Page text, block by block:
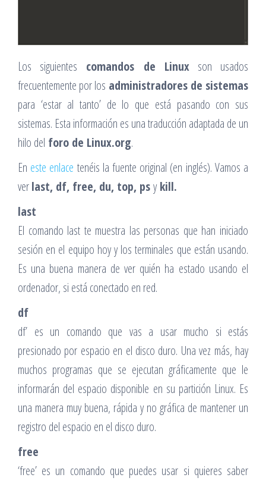
Los siguientes comandos de Linuxson usados
frecuentemente por los administradores de sistemas
para ‘estar al tanto’ de lo que está pasando con sus
sistemas. Esta información es una traducción adaptada de un
hilo del foro de Linux.org.
En este enlace tenéis la fuente original (en inglés). Vamos a
verlast, df, free, du, top, psykill.
last
El comando last te muestra las personas que han iniciado
sesión en el equipo hoy y los terminales que están usando.
Es una buena manera de ver quién ha estado usando el
ordenador, si está conectado en red.
df
df’ es un comando que vas a usar mucho si estás
presionado por espacio en el disco duro. Una vez más, hay
muchos programas que se ejecutan gráficamente que le
informarán del espacio disponible en su partición Linux. Es
una manera muy buena, rápida y no gráfica de mantener un
registro del espacio en el disco duro.
free
‘free’ es un comando que puedes usar si quieres saber